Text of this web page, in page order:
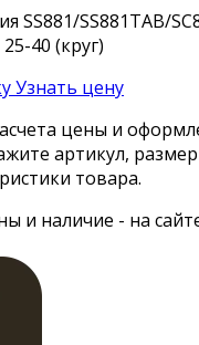
SS881/SS881TAB/
40 (круг)
Узнать цену
цены и
артикул,
товара.
и наличие - на